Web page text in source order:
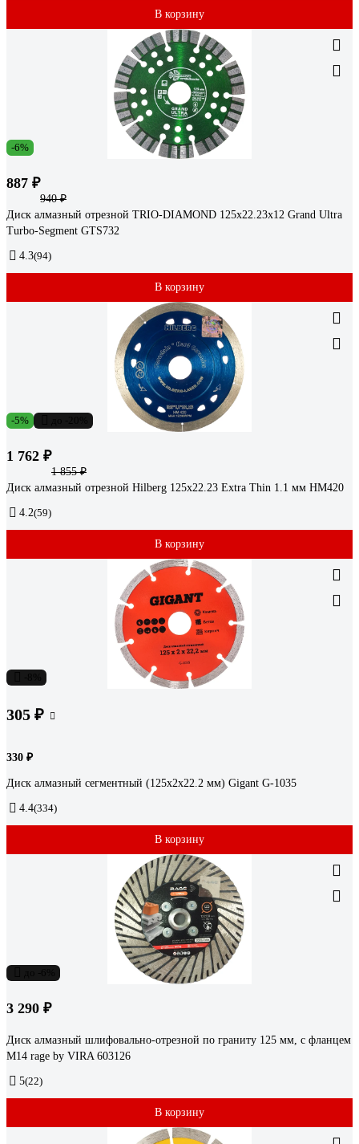
В корзину
-6%
887 ₽
940 ₽
Диск алмазный отрезной TRIO-DIAMOND 125х22.23x12 Grand Ultra
Turbo-Segment GTS732
4.3(94)
В корзину
-5%
1 762 ₽
1 855 ₽
Диск алмазный отрезной Hilberg 125x22.23 Extra Thin 1.1 мм HM420
4.2(59)
В корзину
305 ₽
330 ₽
Диск алмазный сегментный (125x2x22.2 мм) Gigant G-1035
4.4(334)
В корзину
3 290 ₽
Диск алмазный шлифовально-отрезной по граниту 125 мм, с фланцем
М14 rage by VIRA 603126
5(22)
В корзину